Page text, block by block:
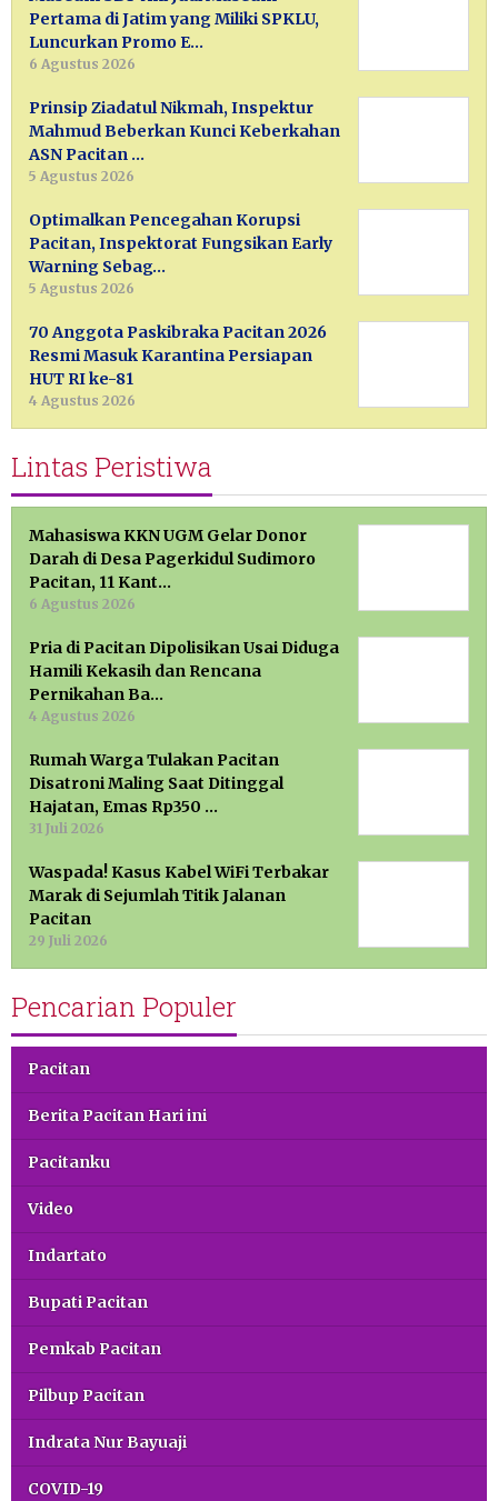
Pertama di Jatim yang Miliki SPKLU,
Luncurkan Promo E…
6 Agustus 2026
Prinsip Ziadatul Nikmah, Inspektur
Mahmud Beberkan Kunci Keberkahan
ASN Pacitan …
5 Agustus 2026
Optimalkan Pencegahan Korupsi
Pacitan, Inspektorat Fungsikan Early
Warning Sebag…
5 Agustus 2026
70 Anggota Paskibraka Pacitan 2026
Resmi Masuk Karantina Persiapan
HUT RI ke-81
4 Agustus 2026
Lintas Peristiwa
Mahasiswa KKN UGM Gelar Donor
Darah di Desa Pagerkidul Sudimoro
Pacitan, 11 Kant…
6 Agustus 2026
Pria di Pacitan Dipolisikan Usai Diduga
Hamili Kekasih dan Rencana
Pernikahan Ba…
4 Agustus 2026
Rumah Warga Tulakan Pacitan
Disatroni Maling Saat Ditinggal
Hajatan, Emas Rp350 …
31 Juli 2026
Waspada! Kasus Kabel WiFi Terbakar
Marak di Sejumlah Titik Jalanan
Pacitan
29 Juli 2026
Pencarian Populer
Pacitan
Berita Pacitan Hari ini
Pacitanku
Video
Indartato
Bupati Pacitan
Pemkab Pacitan
Pilbup Pacitan
Indrata Nur Bayuaji
COVID-19